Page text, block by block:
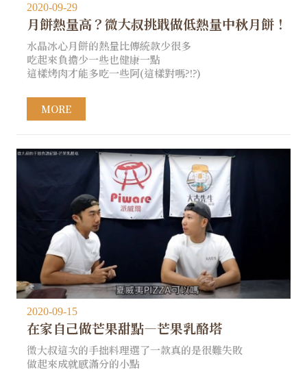
2020-09-29
月餅熱量高？微大叔挑戢做低熱量中秋月餅！
水晶冰心月餅的熱量比傳統款少很多
吃起來負擔少一些也健康一點
這樣烤肉才能多吃一些阿(這樣對嗎?!?)
MORE
2020-09-15
在家自己做芒果甜點—芒果乳酪塔
微大叔這次的手拙料理選了一款真的是很難失敗
做起來成就感滿分的小點